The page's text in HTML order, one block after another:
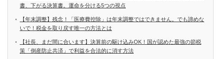
書、下がる決算書。運命を分ける5つの視点
【年末調整】残念！「医療費控除」は年末調整ではできません。でも諦めな
いで！税金を取り戻す唯一の方法とは
【社長、まだ間に合います】決算前の駆け込みOK！国が認めた最強の節税
策「倒産防止共済」で利益を合法的に消す方法